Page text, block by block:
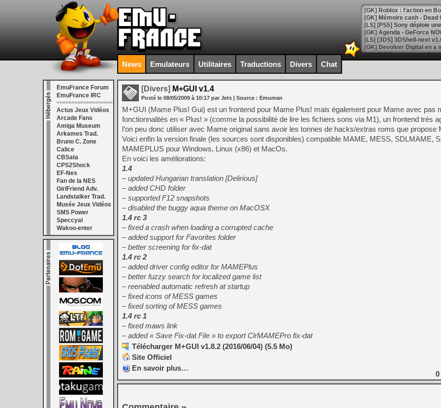
[GK] Roblox : l'action en
[GK] Agenda - GeForce
[GK] Devolver Digital en a
[LS] [PS5] ps5-y2jb-
[GK] Pourquoi Marvel
[GK] Test : Restory : Chill
[GK] GTA 6 : Rockstar
[GK] Hot Wheels Infinite
[GK] Mémoire cash -
[GK] Résultats Nintendo :
[GK] Déjà des
[Mo5] Brickboy cherche à
[GK] Minecraft et ses «
[GK] Beast of
[GK] Ubisoft : fin de partie
[GK] Mémoire cash -
[GK] Dan Houser (GTA)
[GK] Comment EA Sports
[GK] Crimson Moon : un
[GK] Isle of Reveries : le
[GK] Moonlighter 2 : The
[GK] Capcom relance
[Mo5] Deux inédits du
[GK] Le beat'em up The
[GK] Endless Legend 2 :
[LS] [PS5] Le WebKit
[GK] Oubliez Crazy Taxi,
[LS] [Switch] NSZ 5.0.0
[GK] Bethesda fête les 30
News Emulateurs Utilitaires Traductions Divers Chat
EmuFrance Forum
EmuFrance IRC
===================
Actus Jeux Vidéos
Arcade Fans
Amiga Museum
Arkames Trad.
Bruno C. Zone
Calice
CBSata
CPS2Shock
EF-Nes
Fan de la NES
GirlFriend Adv.
Landstalker Trad.
Musée Jeux Vidéos
SMS Power
Speccyal
Wakoo-enter
[Divers] M+GUI v1.4
Posté le 08/05/2009 à 10:17 par Jets | Source : Emuman
M+GUI (Mame Plus! Gui) est un frontend pour Mame Plus! mais également pour Mame avec pas
fonctionnalités en « Plus! » (comme la possibilité de lire les fichiers sons via M1), un frontend très
l’on peu donc utiliser avec Mame original sans avoir les tonnes de hacks/extras roms que propose
Voici enfin la version finale (les sources sont disponibles) compatible MAME, MESS, SDLMAME,
MAMEPLUS pour Windows, Linux (x86) et MacOs.
En voici les améliorations:
1.4
– updated Hungarian translation [Delirious]
– added CHD folder
– supported F12 snapshots
– disabled the buggy aqua theme on MacOSX
1.4 rc 3
– fixed a crash when loading a corrupted cache
– added support for Favorites folder
– better screening for fix-dat
1.4 rc 2
– added driver config editor for MAMEPlus
– better fuzzy search for localized game list
– reenabled automatic refresh at startup
– fixed icons of MESS games
– fixed sorting of MESS games
1.4 rc 1
– fixed maws link
– added « Save Fix-dat File » to export ClrMAMEPro fix-dat
Télécharger M+GUI v1.8.2 (2016/06/04) (5.5 Mo)
Site Officiel
En savoir plus…
0